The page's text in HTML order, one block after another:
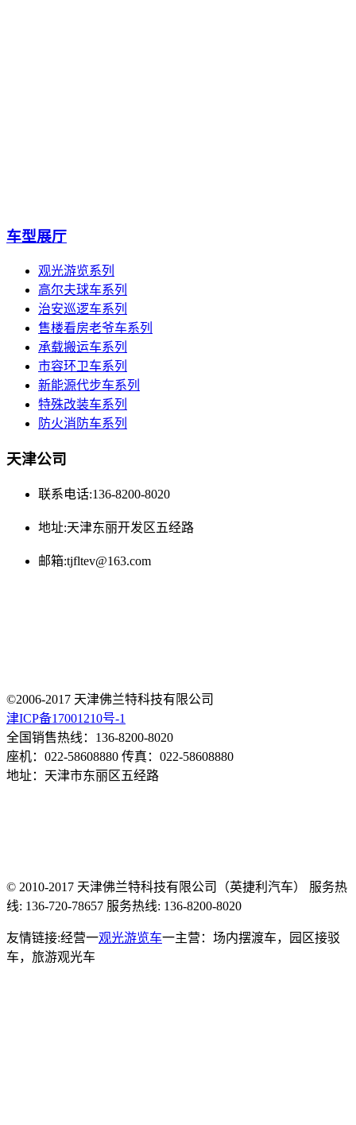
车型展厅
观光游览系列
高尔夫球车系列
治安巡逻车系列
售楼看房老爷车系列
承载搬运车系列
市容环卫车系列
新能源代步车系列
特殊改装车系列
防火消防车系列
天津公司
联系电话:136-8200-8020
地址:天津东丽开发区五经路
邮箱:tjfltev@163.com
©2006-2017 天津佛兰特科技有限公司
津ICP备17001210号-1
全国销售热线：136-8200-8020
座机：022-58608880 传真：022-58608880
地址：天津市东丽区五经路
© 2010-2017 天津佛兰特科技有限公司（英捷利汽车） 服务热
线: 136-720-78657 服务热线: 136-8200-8020
友情链接:经营一观光游览车一主营：场内摆渡车，园区接驳
车，旅游观光车